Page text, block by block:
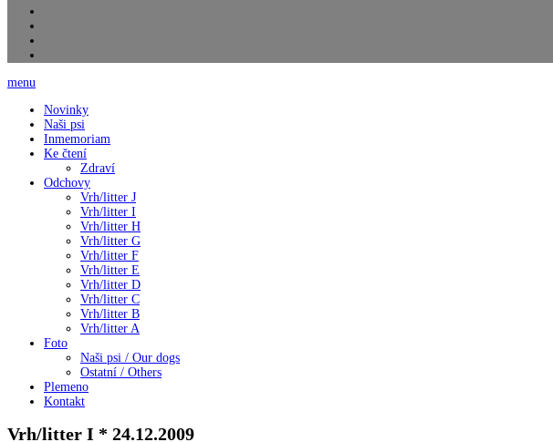
menu
Novinky
Naši psi
Inmemoriam
Ke čtení
Zdraví
Odchovy
Vrh/litter J
Vrh/litter I
Vrh/litter H
Vrh/litter G
Vrh/litter F
Vrh/litter E
Vrh/litter D
Vrh/litter C
Vrh/litter B
Vrh/litter A
Foto
Naši psi / Our dogs
Ostatní / Others
Plemeno
Kontakt
Vrh/litter I * 24.12.2009